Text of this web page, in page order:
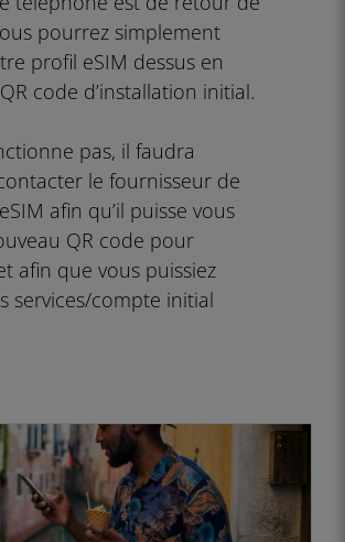
pourrez simplement
profil eSIM dessus en
code d’installation initial.
pas, il faudra
le fournisseur de
afin qu’il puisse vous
QR code pour
afin que vous puissiez
services/compte initial